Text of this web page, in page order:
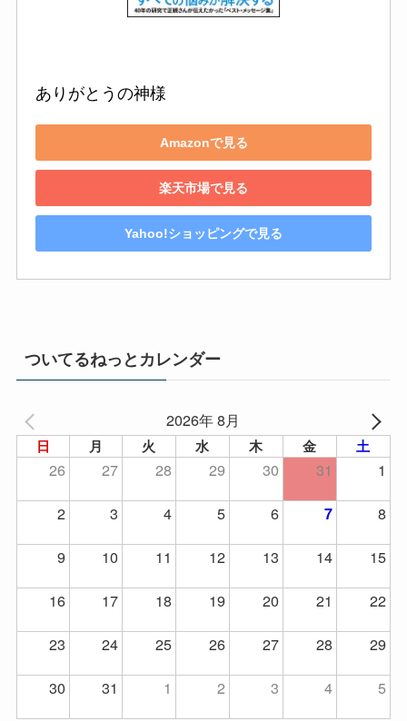
ありがとうの神様
Amazonで見る
楽天市場で見る
Yahoo!ショッピングで見る
ついてるねっとカレンダー
2026年 8月
日 月 火 水 木 金 土
26 27 28 29 30 31
1
2
3 4 5 6 7
8
9
10 11 12 13 14
15
16
17 18 19 20 21
22
23
24 25 26 27 28
29
30
31 1 2 3 4 5